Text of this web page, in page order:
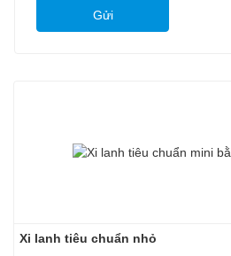
Gửi
Xi lanh tiêu chuẩn nhỏ